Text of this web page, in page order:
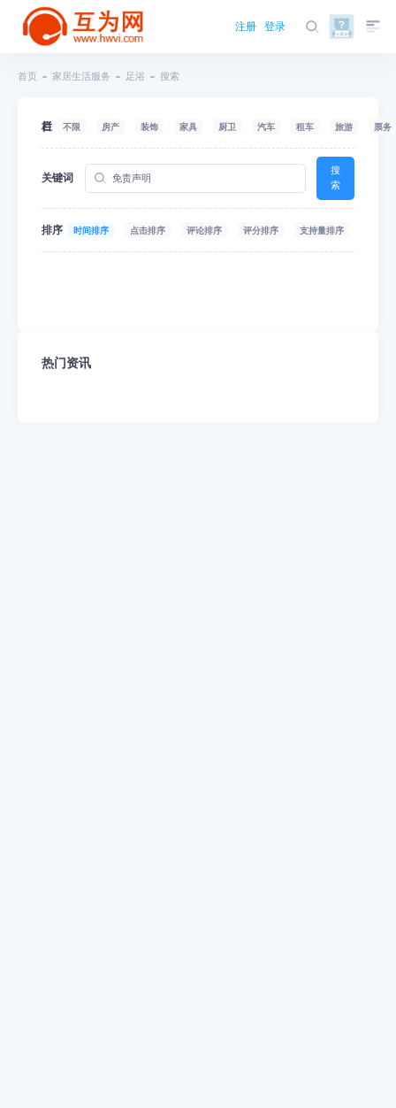
注册 登录
首页 家居生活服务 足浴 搜索
栏目 不限 房产 装饰 家具 厨卫 汽车 租车 旅游 票务
关键词
搜
索
排序 时间排序 点击排序 评论排序 评分排序 支持量排序
热门资讯